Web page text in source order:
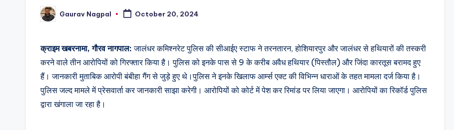
Posted
by
Gaurav Nagpal October 20, 2024
क्राइम खबरनामा, गौरव नागपाल: जालंधर कमिश्नरेट पुलिस की सीआईए स्टाफ ने तरनतारन, होशियारपुर और जालंधर से हथियारों की तस्करी
करने वाले तीन आरोपियों को गिरफ्तार किया है। पुलिस को इनके पास से 9 के करीब अवैध हथियार (पिस्तौल) और जिंदा कारतूस बरामद हुए
हैं। जानकारी मुताबिक आरोपी बंबीहा गैंग से जुड़े हुए थे।पुलिस ने इनके खिलाफ आर्म्स एक्ट की विभिन्न धाराओं के तहत मामला दर्ज किया है।
पुलिस जल्द मामले में प्रेसवार्ता कर जानकारी साझा करेगी। आरोपियों को कोर्ट में पेश कर रिमांड पर लिया जाएगा। आरोपियों का रिकॉर्ड पुलिस
द्वारा खंगाला जा रहा है।